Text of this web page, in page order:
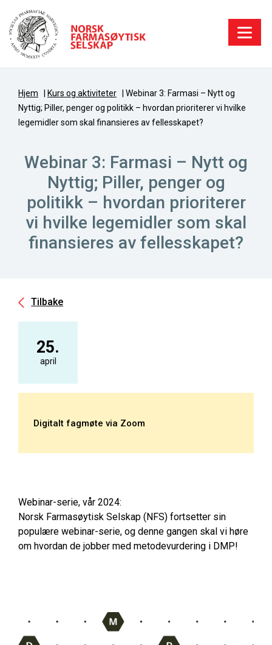
Hjem Kurs og aktiviteter
Webinar 3: Farmasi – Nytt og
Nyttig; Piller, penger og politikk – hvordan prioriterer vi hvilke
legemidler som skal finansieres av fellesskapet?
Webinar 3: Farmasi – Nytt og
Nyttig; Piller, penger og
politikk – hvordan prioriterer
vi hvilke legemidler som skal
finansieres av fellesskapet?
Tilbake
25.
april
Digitalt fagmøte via Zoom
Webinar-serie, vår 2024:
Norsk Farmasøytisk Selskap (NFS) fortsetter sin
populære webinar-serie, og denne gangen skal vi høre
om hvordan de jobber med metodevurdering i DMP!